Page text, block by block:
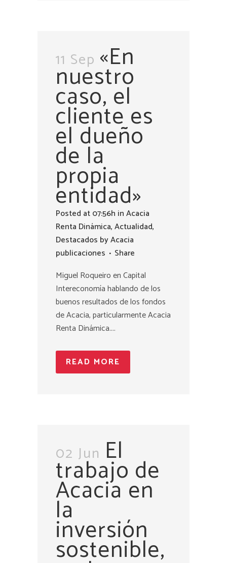
11 Sep «En
nuestro
caso, el
cliente es
el dueño
de la
propia
entidad»
Posted at 07:56h inAcacia
Renta Dinámica,Actualidad,
Destacados byAcacia
publicaciones
Share
Miguel Roqueiro en Capital
Intereconomía hablando de los
buenos resultados de los fondos
de Acacia, particularmente Acacia
Renta Dinámica....
READ MORE
02 Jun El
trabajo de
Acacia en
la
inversión
sostenible,